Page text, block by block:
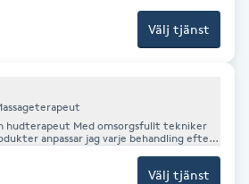
Välj tjänst
omsorgsfullt tekniker
anpassar jag varje behandling efter
Välj tjänst